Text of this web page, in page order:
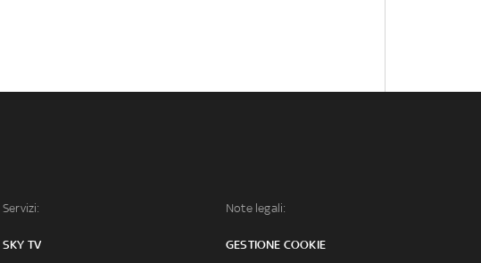
Servizi:
SKY TV
Note legali:
GESTIONE COOKIE